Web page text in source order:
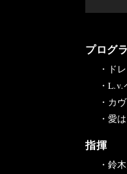
プログ
・ド
・
・カ
・愛
指揮
・鈴